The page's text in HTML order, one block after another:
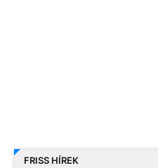
FRISS HÍREK